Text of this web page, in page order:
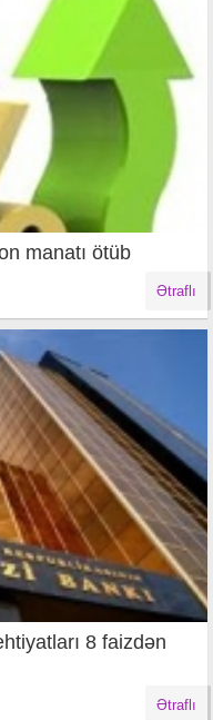
manatı ötüb
Ətraflı
8 faizdən
Ətraflı